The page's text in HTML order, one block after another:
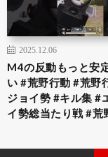
2025.12.06
M4の反動もっと安
い #荒野行動 #荒野
ジョイ勢 #キル集 #
イ勢総当たり戦 #荒